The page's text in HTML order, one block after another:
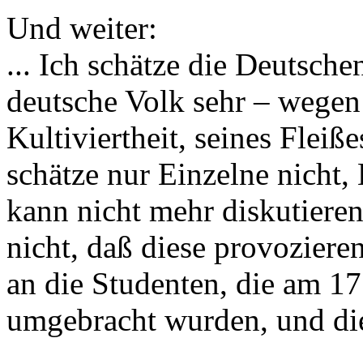
Und weiter:
... Ich schätze die
deutsche Volk sehr –
Kultiviertheit, seines
schätze nur Einzelne
kann nicht mehr
nicht, daß diese
an die Studenten, die am
umgebracht wurden, und